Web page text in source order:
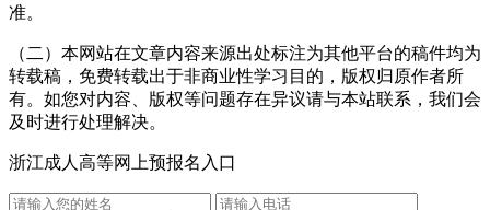
准。
（二）本网站在文章内容来源出处标注为其他平台的稿件均为
转载稿，免费转载出于非商业性学习目的，版权归原作者所
有。如您对内容、版权等问题存在异议请与本站联系，我们会
及时进行处理解决。
浙江成人高等网上预报名入口